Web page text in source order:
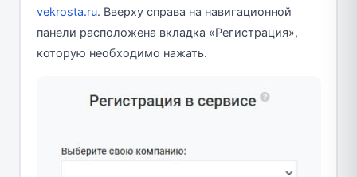
vekrosta.ru. Вверху справа на навигационной
панели расположена вкладка «Регистрация»,
которую необходимо нажать.